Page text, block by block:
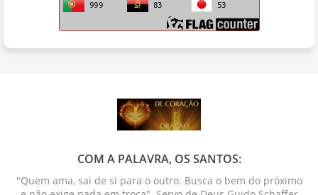
COM A PALAVRA, OS SANTOS:
"Quem ama, sai de si para o outro. Busca o bem do próximo